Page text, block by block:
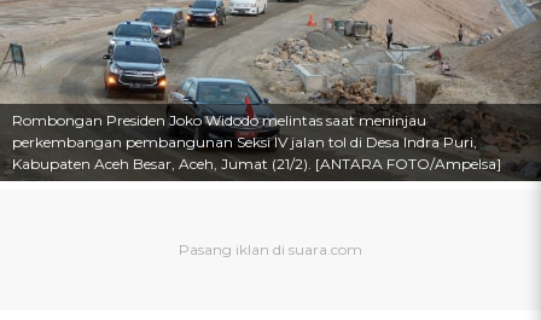
Rombongan Presiden Joko Widodo melintas saat meninjau
perkembangan pembangunan Seksi IV jalan tol di Desa Indra Puri,
Kabupaten Aceh Besar, Aceh, Jumat (21/2). [ANTARA FOTO/Ampelsa]